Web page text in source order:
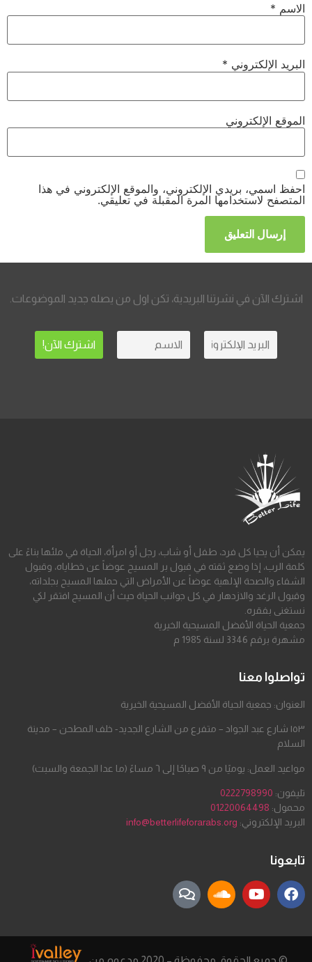
الاسم *
البريد الإلكتروني *
الموقع الإلكتروني
احفظ اسمي، بريدي الإلكتروني، والموقع الإلكتروني في هذا
المتصفح لاستخدامها المرة المقبلة في تعليقي.
اشترك الآن في نشرتنا البريدية، تكن اول من يصله جديد الموضوعات.
يمكن أن يحيا كل فرد، طفل أو شاب، رجل أو امرأة، الحياة في ملئها بناءً على
كلمة الرب، إذا وضع ثقته في قبول بر المسيح عوضاً عن خطاياه، وقبول
الشفاء والصحة الإلهية عوضاً عن الأمراض التي حملها المسيح بجلداته،
وقبول الرغد والازدهار في كل جوانب الحياة حيث أن المسيح افتقر لكي
نستغنى بفقره.
جمعية الحياة الأفضل المسيحية الخيرية
مشهرة برقم 3346 لسنة 1985 م
تواصلوا معنا
العنوان: جمعية الحياة الأفضل المسيحية الخيرية
١٥٣ شارع عبد الجواد – متفرع من الشارع الجديد- خلف المطحن – مدينة
السلام
مواعيد العمل: يوميًا من ٩ صباحًا إلى ٦ مساءً (ما عدا الجمعة والسبت)
تليفون: 0222798990
محمول: 01220064498
البريد الإلكتروني: info@betterlifeforarabs.org
تابعونا